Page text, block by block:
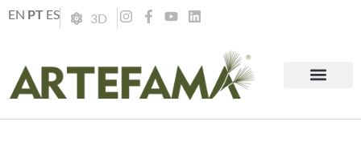
EN PT ES 3D